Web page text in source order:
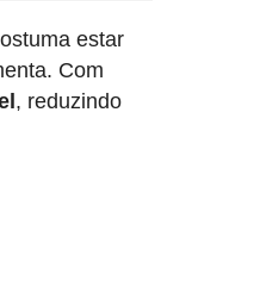
estar
Com
, reduzindo